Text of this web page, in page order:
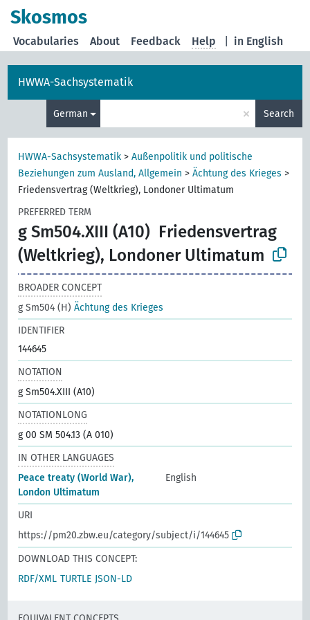
Skosmos
in English
Vocabularies About Feedback Help
HWWA-Sachsystematik
German × Search
HWWA-Sachsystematik >Außenpolitik und politische
Beziehungen zum Ausland, Allgemein >Ächtung des Krieges >
Friedensvertrag (Weltkrieg), Londoner Ultimatum
PREFERRED TERM
g Sm504.XIII (A10) Friedensvertrag
(Weltkrieg), Londoner Ultimatum
BROADER CONCEPT
g Sm504 (H)Ächtung des Krieges
IDENTIFIER
144645
NOTATION
g Sm504.XIII (A10)
NOTATIONLONG
g 00 SM 504.13 (A 010)
IN OTHER LANGUAGES
Peace treaty (World War),
London Ultimatum
English
URI
https://pm20.zbw.eu/category/subject/i/144645
DOWNLOAD THIS CONCEPT:
RDF/XML TURTLE JSON-LD